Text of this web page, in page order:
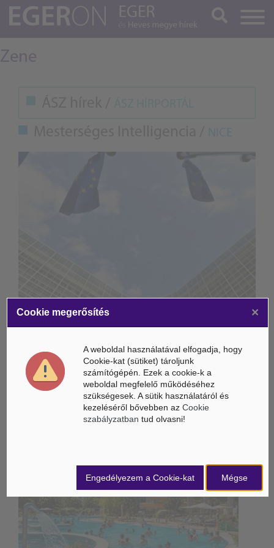
Keresés
Zene
NICE
Életbe léptek az Európai Unióban a mesterséges intelligencia
Gyorsabbá válhat a fúziós üzemanyag fejlesztése a
mesterséges intelligenciával
Látó robotkerekesszék segíthet önállóbbá tenni a
mozgáskorlátozott embereket
Belföldi hírek /BELFÖLD
Cookie megerősítés ×
A weboldal használatával elfogadja, hogy
Cookie-kat (sütiket) tároljunk
számítógépén. Ezek a cookie-k a
weboldal megfelelő működéséhez
szükségesek. A sütik használatáról és
kezeléséről bővebben az Cookie
szabályzatban tud olvasni!
Mégse
Engedélyezem a Cookie-kat